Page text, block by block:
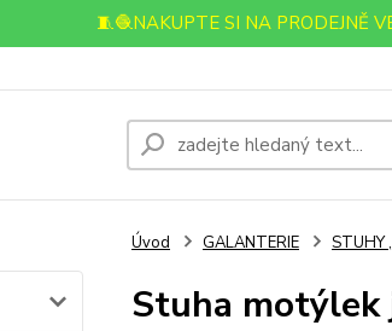
🧵🧶NAKUPTE SI NA PRODEJNĚ
Úvod GALANTERIE STUHY
Stuha